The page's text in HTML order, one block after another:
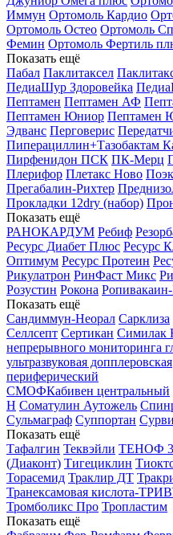
Иммун Ортомоль Кардио
Ортомоль Остео Ортомоль
Фемин Ортомоль Фертиль
Показать ещё
Пабал Паклитаксел
ПедиаШур Здоровейка
Пептамен Пептамен АФ
Пептамен Юниор Пептамен
Эдванс Перговерис
Пиперациллин+Тазобактам
Пирфенидон ПСК ПК-Мерц
Плерифор Плетакс Ново
Прегабалин-Рихтер
Прокладки 12dry (набор)
Показать ещё
РАНОКАРДУМ Ребиф
Ресурс Диабет Плюс Ресурс
Оптимум Ресурс Протеин
Рикулатрон РинФаст Микс
Розустин Рокона
Показать ещё
Сандиммун-Неорал Сарклиза
Селлсепт Сертикан Симилак
непрерывного мониторинга
ультразвуковая допплеровская
периферический
СМОФКабивен центральный
Н Соматулин Аутожель
Сульмаграф Суппортан
Показать ещё
Тафалгин Теквэйли ТЕНОФ
(Диаконт) Тигециклин
Торасемид Траклир ДТ
Транексамовая кислота-
Тромболикс Про Тропластим
Показать ещё